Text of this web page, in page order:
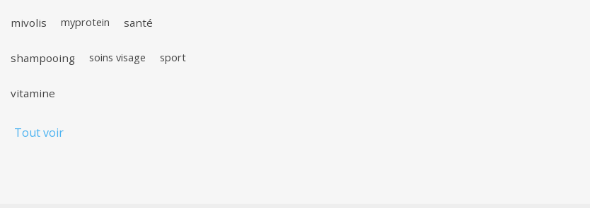
mivolis myprotein santé
shampooing soins visage sport
vitamine
Tout voir